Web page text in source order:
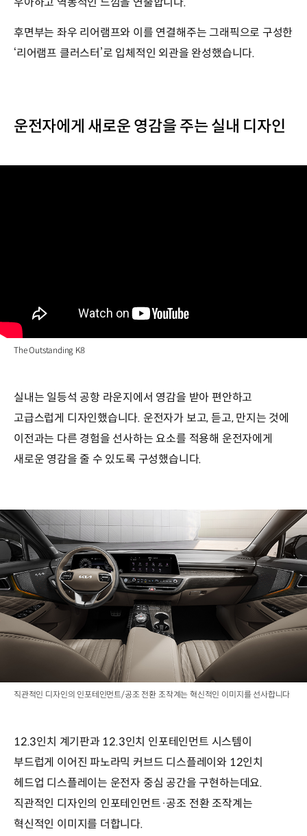
후면부는 좌우 리어램프와 이를 연결해주는 그래픽으로 구성한
‘리어램프 클러스터’로 입체적인 외관을 완성했습니다.
운전자에게 새로운 영감을 주는 실내 디자인
The Outstanding K8
실내는 일등석 공항 라운지에서 영감을 받아 편안하고
고급스럽게 디자인했습니다. 운전자가 보고, 듣고, 만지는 것에
이전과는 다른 경험을 선사하는 요소를 적용해 운전자에게
새로운 영감을 줄 수 있도록 구성했습니다.
직관적인 디자인의 인포테인먼트/공조 전환 조작계는 혁신적인 이미지를 선사합니다
12.3인치 계기판과 12.3인치 인포테인먼트 시스템이
부드럽게 이어진 파노라믹 커브드 디스플레이와 12인치
헤드업 디스플레이는 운전자 중심 공간을 구현하는데요.
직관적인 디자인의 인포테인먼트·공조 전환 조작계는
혁신적인 이미지를 더합니다.